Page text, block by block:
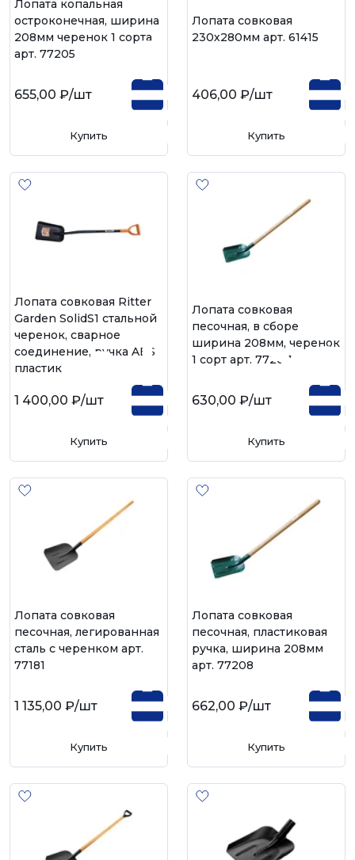
Лопата копальная
остроконечная, ширина
208мм черенок 1 сорта
арт. 77205
655,00 ₽/шт
Купить
Лопата совковая
230х280мм арт. 61415
406,00 ₽/шт
Купить
Лопата совковая Ritter
Garden SolidS1 стальной
черенок, сварное
соединение, ручка ABS
пластик
1 400,00 ₽/шт
Купить
Лопата совковая
песочная, в сборе
ширина 208мм, черенок
1 сорт арт. 77207
630,00 ₽/шт
Купить
Лопата совковая
песочная, легированная
сталь с черенком арт.
77181
1 135,00 ₽/шт
Купить
Лопата совковая
песочная, пластиковая
ручка, ширина 208мм
арт. 77208
662,00 ₽/шт
Купить